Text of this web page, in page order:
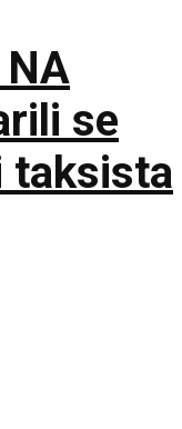
NA
se
taksista